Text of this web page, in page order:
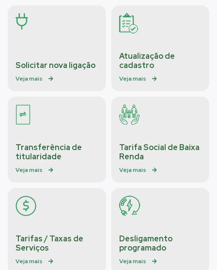
Solicitar nova ligação
Veja mais
Atualização de
cadastro
Veja mais
Transferência de
titularidade
Veja mais
Tarifa Social de Baixa
Renda
Veja mais
Tarifas / Taxas de
Serviços
Veja mais
Desligamento
programado
Veja mais